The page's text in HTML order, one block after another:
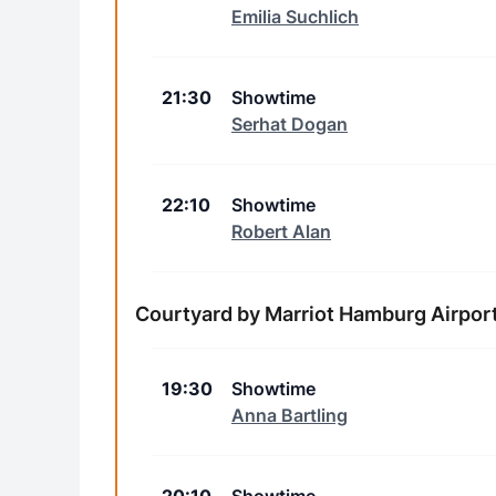
Emilia Suchlich
21:30
Showtime
Serhat Dogan
22:10
Showtime
Robert Alan
Courtyard by Marriot Hamburg
19:30
Showtime
Anna Bartling